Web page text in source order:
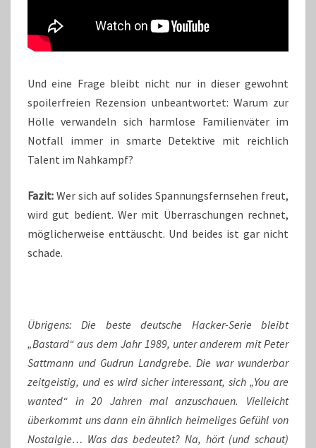
Und eine Frage bleibt nicht nur in dieser gewohnt
spoilerfreien Rezension unbeantwortet: Warum zur
Hölle verwandeln sich harmlose Familienväter im
Notfall immer in smarte Detektive mit reichlich
Talent im Nahkampf?
Fazit: Wer sich auf solides Spannungsfernsehen freut,
wird gut bedient. Wer mit Überraschungen rechnet,
möglicherweise enttäuscht. Und beides ist gar nicht
schade.
Übrigens: Die beste deutsche Hacker-Serie bleibt
„Bastard“ aus dem Jahr 1989, unter anderem mit Peter
Sattmann und Gudrun Landgrebe. Die war wunderbar
zeitgeistig, und es wird sicher interessant, sich „You are
wanted“ in 20 Jahren mal anzuschauen. Vielleicht
überkommt uns dann ein ähnlich heimeliges Gefühl von
Nostalgie… Was das bedeutet? Na, hört (und schaut)